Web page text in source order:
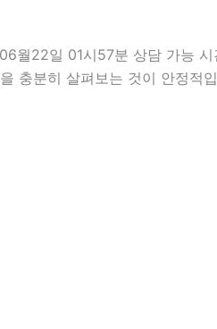
월22일 01시57분 상담 가능
충분히 살펴보는 것이 안정적